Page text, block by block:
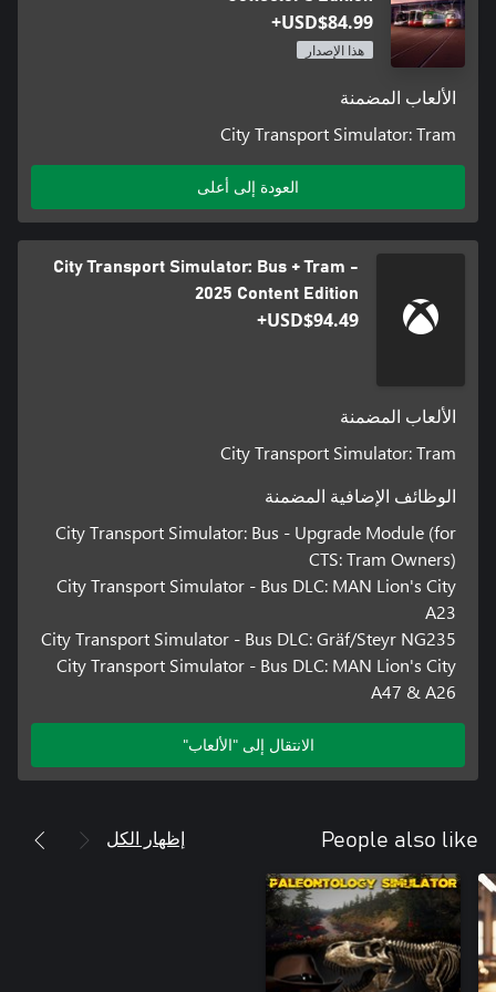
USD$84.99+
هذا الإصدار
الألعاب المضمنة
City Transport Simulator: Tram
العودة إلى أعلى
City Transport Simulator: Bus + Tram -
2025 Content Edition
USD$94.49+
الألعاب المضمنة
City Transport Simulator: Tram
الوظائف الإضافية المضمنة
City Transport Simulator: Bus - Upgrade Module (for
CTS: Tram Owners)
City Transport Simulator - Bus DLC: MAN Lion's City
A23
City Transport Simulator - Bus DLC: Gräf/Steyr NG235
City Transport Simulator - Bus DLC: MAN Lion's City
A47 & A26
الانتقال إلى "الألعاب"
People also like إظهار الكل